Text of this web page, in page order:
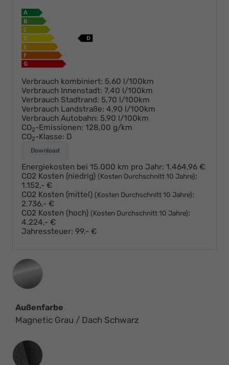
Verbrauch kombiniert: 5,60 l/100km
Verbrauch Innenstadt: 7,40 l/100km
Verbrauch Stadtrand: 5,70 l/100km
Verbrauch Landstraße: 4,90 l/100km
Verbrauch Autobahn: 5,90 l/100km
CO2-Emissionen: 128,00 g/km
CO2-Klasse: D
Download
Energiekosten bei 15.000 km pro Jahr: 1.464,96 €
CO2 Kosten (niedrig) (Kosten Durchschnitt 10 Jahre):
1.152,- €
CO2 Kosten (mittel) (Kosten Durchschnitt 10 Jahre):
2.736,- €
CO2 Kosten (hoch) (Kosten Durchschnitt 10 Jahre):
4.224,- €
Jahressteuer: 99,- €
Außenfarbe
Magnetic Grau / Dach Schwarz
Innenausstattung